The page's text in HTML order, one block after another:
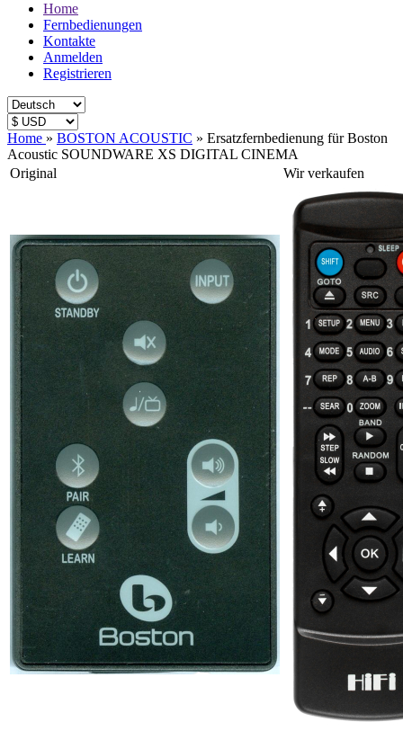
Home
Fernbedienungen
Kontakte
Anmelden
Registrieren
Home » BOSTON ACOUSTIC » Ersatzfernbedienung für Boston
Acoustic SOUNDWARE XS DIGITAL CINEMA
Original
Wir verkaufen